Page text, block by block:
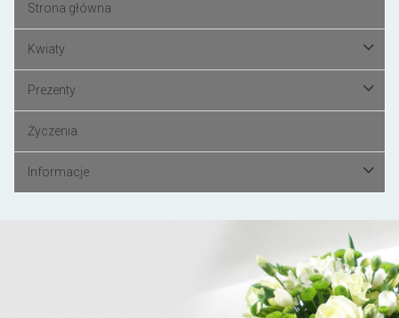
Strona główna
Kwiaty
Prezenty
Życzenia
Informacje